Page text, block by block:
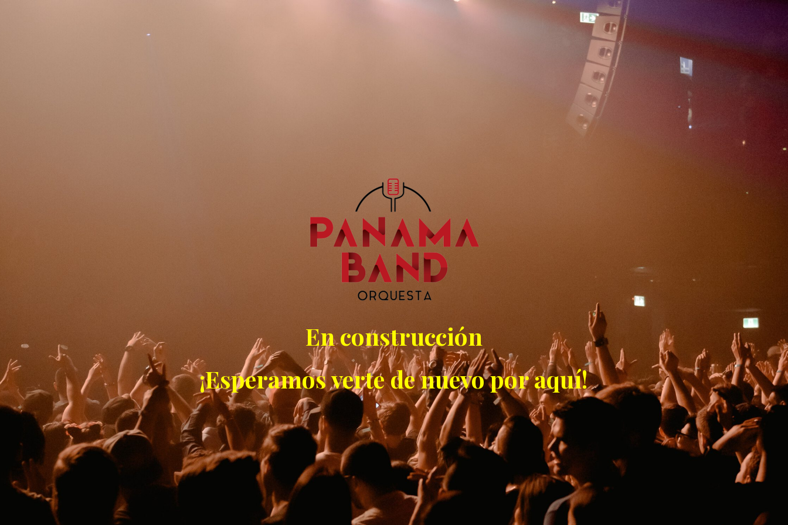
En construcción
¡Esperamos verte de nuevo por aquí!